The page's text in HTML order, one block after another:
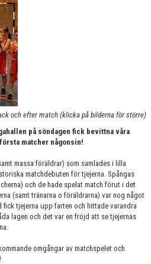
och efter match (klicka på bilderna för större)
på söndagen fick bevittna våra
matcher någonsin!
massa föräldrar) som samlades i lilla
matchdebuten för tjejerna. Spångas
och de hade spelat match förut i det
(samt tränarna o föräldrarna) var nog något
fick tjejerna upp farten och hittade varandra
lagen och det var en fröjd att se tjejernas
omgångar av matchspelet och